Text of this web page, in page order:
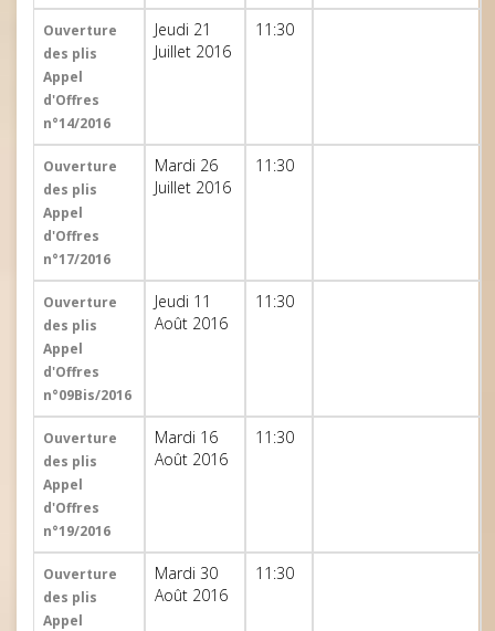
Ouverture
des plis
Appel
d'Offres
n°14/2016
Jeudi 21
Juillet 2016
11:30
Ouverture
des plis
Appel
d'Offres
n°17/2016
Mardi 26
Juillet 2016
11:30
Ouverture
des plis
Appel
d'Offres
n°09Bis/2016
Jeudi 11
Août 2016
11:30
Ouverture
des plis
Appel
d'Offres
n°19/2016
Mardi 16
Août 2016
11:30
Ouverture
des plis
Appel
Mardi 30
Août 2016
11:30